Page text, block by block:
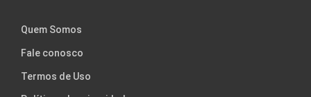
Quem Somos
Fale conosco
Termos de Uso